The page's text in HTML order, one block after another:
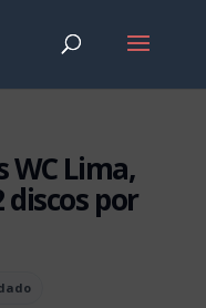
WC Lima,
discos por